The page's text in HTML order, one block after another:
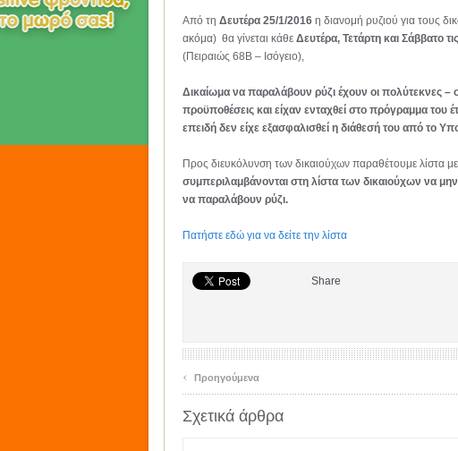
Από τη Δευτέρα 25/1/2016 η διανομή ρυζιού για τους
ακόμα) θα γίνεται κάθε Δευτέρα, Τετάρτη και Σάββατο
(Πειραιώς 68Β – Ισόγειο),
Δικαίωμα να παραλάβουν ρύζι έχουν οι πολύτεκνες –
προϋποθέσεις και είχαν ενταχθεί στο πρόγραμμα του
επειδή δεν είχε εξασφαλισθεί η διάθεσή του από το
Προς διευκόλυνση των δικαιούχων παραθέτουμε λίστα με
συμπεριλαμβάνονται στη λίστα των δικαιούχων να
να παραλάβουν ρύζι.
Πατήστε εδώ για να δείτε την λίστα
Share
‹ Προηγούμενα
Σχετικά άρθρα